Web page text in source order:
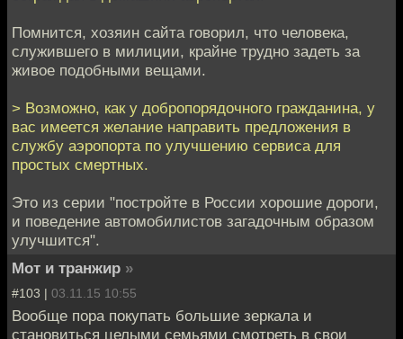
Помнится, хозяин сайта говорил, что человека,
служившего в милиции, крайне трудно задеть за
живое подобными вещами.
> Возможно, как у добропорядочного гражданина, у
вас имеется желание направить предложения в
службу аэропорта по улучшению сервиса для
простых смертных.
Это из серии "постройте в России хорошие дороги,
и поведение автомобилистов загадочным образом
улучшится".
Мот и транжир »
#103 | 03.11.15 10:55
Вообще пора покупать большие зеркала и
становиться целыми семьями смотреть в свои